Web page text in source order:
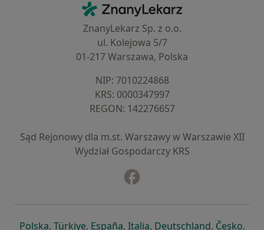
ZnanyLekarz - Strona główna
ZnanyLekarz Sp. z o.o.
ul. Kolejowa 5/7
01-217 Warszawa, Polska
NIP: ⁠7010224868
KRS: ⁠0000347997
REGON: ⁠142276657
Sąd Rejonowy dla m.st. Warszawy w Warszawie XII
Wydział Gospodarczy KRS
Polskaotwiera się w nowej karcie
, Türkiyeotwiera się w nowej karcie
, Españaotwiera się w nowej karcie
, Italiaotwiera się w nowej
, Deutschlandotwiera się
, Česko,